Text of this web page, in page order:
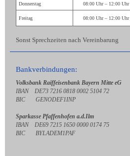
Donnerstag 08:00 Uhr – 12:00 Uhr
Freitag 08:00 Uhr – 12:00 Uhr
Sonst Sprechzeiten nach Vereinbarung
Bankverbindungen:
Volksbank Raiffeisenbank Bayern Mitte eG
IBAN DE73 7216 0818 0002 5104 72
BIC GENODEF1INP
Sparkasse Pfaffenhofen a.d.Ilm
IBAN DE69 7215 1650 0000 0174 75
BIC BYLADEM1PAF